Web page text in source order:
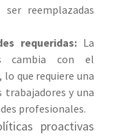
reemplazadas
requeridas:La
cambia con el
que requiere una
y una
profesionales.
proactivas